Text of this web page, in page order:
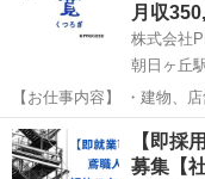
月収
株式会社
朝日ヶ丘
【お仕事内容】 ・建物、
組作業や石膏ボード貼り作
島根 朝日
【即採
募集【